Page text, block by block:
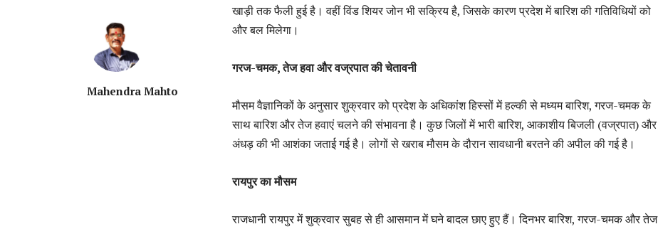
Mahendra Mahto
खाड़ी तक फैली हुई है। वहीं विंड शियर जोन भी सक्रिय है, जिसके कारण प्रदेश में बारिश की गतिविधियों को
और बल मिलेगा।
गरज-चमक, तेज हवा और वज्रपात की चेतावनी
मौसम वैज्ञानिकों के अनुसार शुक्रवार को प्रदेश के अधिकांश हिस्सों में हल्की से मध्यम बारिश, गरज-चमक के
साथ बारिश और तेज हवाएं चलने की संभावना है। कुछ जिलों में भारी बारिश, आकाशीय बिजली (वज्रपात) और
अंधड़ की भी आशंका जताई गई है। लोगों से खराब मौसम के दौरान सावधानी बरतने की अपील की गई है।
रायपुर का मौसम
राजधानी रायपुर में शुक्रवार सुबह से ही आसमान में घने बादल छाए हुए हैं। दिनभर बारिश, गरज-चमक और तेज